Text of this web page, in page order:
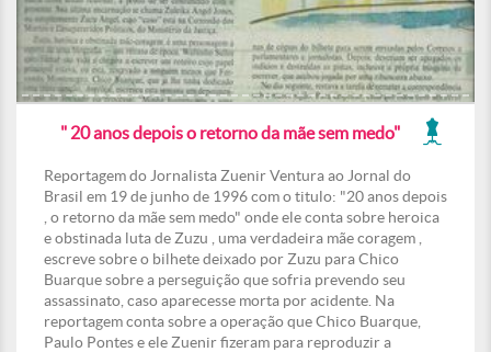
" 20 anos depois o retorno da mãe sem medo"
Reportagem do Jornalista Zuenir Ventura ao Jornal do
Brasil em 19 de junho de 1996 com o titulo: "20 anos depois
, o retorno da mãe sem medo" onde ele conta sobre heroica
e obstinada luta de Zuzu , uma verdadeira mãe coragem ,
escreve sobre o bilhete deixado por Zuzu para Chico
Buarque sobre a perseguição que sofria prevendo seu
assassinato, caso aparecesse morta por acidente. Na
reportagem conta sobre a operação que Chico Buarque,
Paulo Pontes e ele Zuenir fizeram para reproduzir a